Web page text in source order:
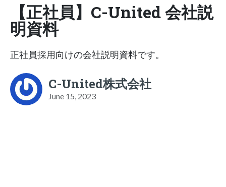
【正社員】C-United 会社説
明資料
正社員採用向けの会社説明資料です。
C-United株式会社
June 15, 2023